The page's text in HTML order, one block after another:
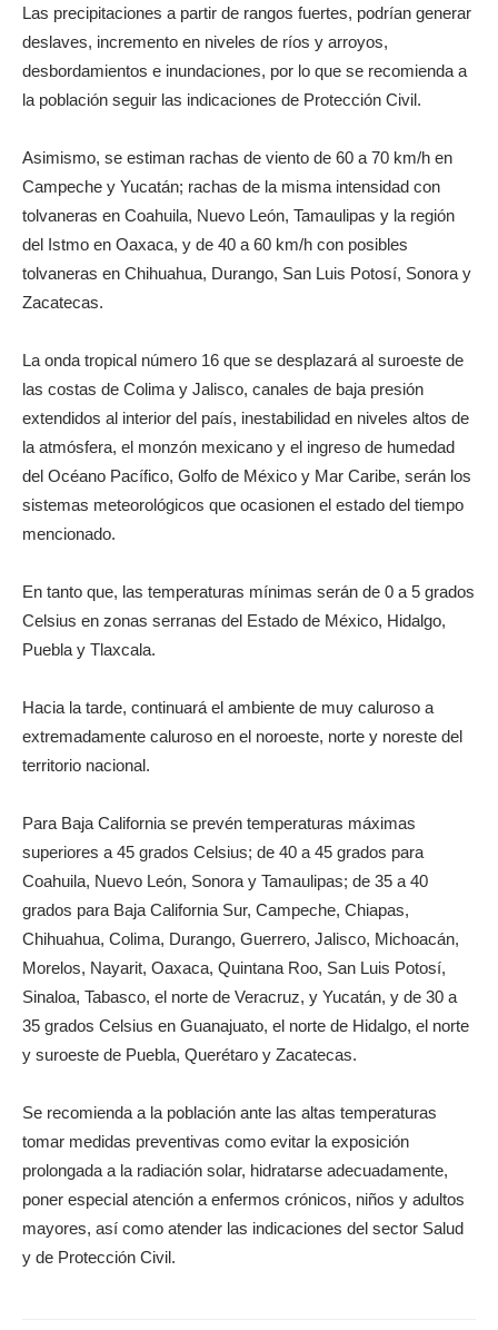
Las precipitaciones a partir de rangos fuertes, podrían generar
deslaves, incremento en niveles de ríos y arroyos,
desbordamientos e inundaciones, por lo que se recomienda a
la población seguir las indicaciones de Protección Civil.
Asimismo, se estiman rachas de viento de 60 a 70 km/h en
Campeche y Yucatán; rachas de la misma intensidad con
tolvaneras en Coahuila, Nuevo León, Tamaulipas y la región
del Istmo en Oaxaca, y de 40 a 60 km/h con posibles
tolvaneras en Chihuahua, Durango, San Luis Potosí, Sonora y
Zacatecas.
La onda tropical número 16 que se desplazará al suroeste de
las costas de Colima y Jalisco, canales de baja presión
extendidos al interior del país, inestabilidad en niveles altos de
la atmósfera, el monzón mexicano y el ingreso de humedad
del Océano Pacífico, Golfo de México y Mar Caribe, serán los
sistemas meteorológicos que ocasionen el estado del tiempo
mencionado.
En tanto que, las temperaturas mínimas serán de 0 a 5 grados
Celsius en zonas serranas del Estado de México, Hidalgo,
Puebla y Tlaxcala.
Hacia la tarde, continuará el ambiente de muy caluroso a
extremadamente caluroso en el noroeste, norte y noreste del
territorio nacional.
Para Baja California se prevén temperaturas máximas
superiores a 45 grados Celsius; de 40 a 45 grados para
Coahuila, Nuevo León, Sonora y Tamaulipas; de 35 a 40
grados para Baja California Sur, Campeche, Chiapas,
Chihuahua, Colima, Durango, Guerrero, Jalisco, Michoacán,
Morelos, Nayarit, Oaxaca, Quintana Roo, San Luis Potosí,
Sinaloa, Tabasco, el norte de Veracruz, y Yucatán, y de 30 a
35 grados Celsius en Guanajuato, el norte de Hidalgo, el norte
y suroeste de Puebla, Querétaro y Zacatecas.
Se recomienda a la población ante las altas temperaturas
tomar medidas preventivas como evitar la exposición
prolongada a la radiación solar, hidratarse adecuadamente,
poner especial atención a enfermos crónicos, niños y adultos
mayores, así como atender las indicaciones del sector Salud
y de Protección Civil.